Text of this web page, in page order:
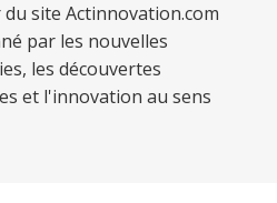
site Actinnovation.com
par les nouvelles
les découvertes
et l'innovation au sens